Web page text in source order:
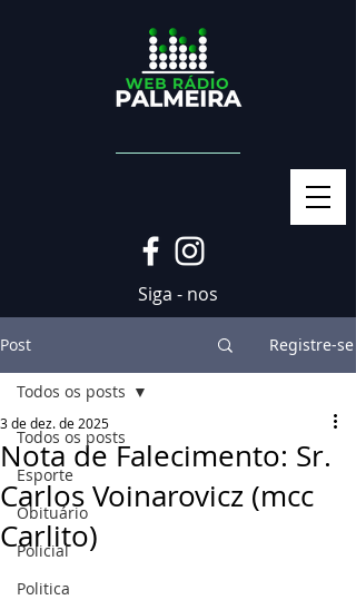
Siga - nos
Post Registre-se
Todos os posts
Esporte
Obituário
Policial
Politica
Todos os posts
Nota de Falecimento: Sr.
Carlos Voinarovicz (mcc
Carlito)
3 de dez. de 2025